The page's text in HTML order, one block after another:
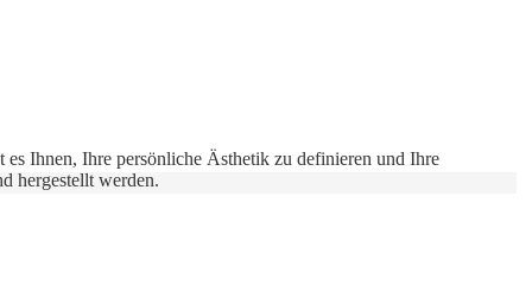
Ihnen, Ihre persönliche Ästhetik zu definieren und Ihre
hergestellt werden.